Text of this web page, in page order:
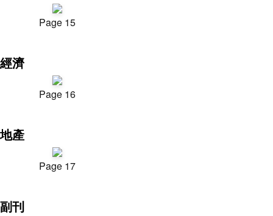
Page 15
經濟
Page 16
地產
Page 17
副刊